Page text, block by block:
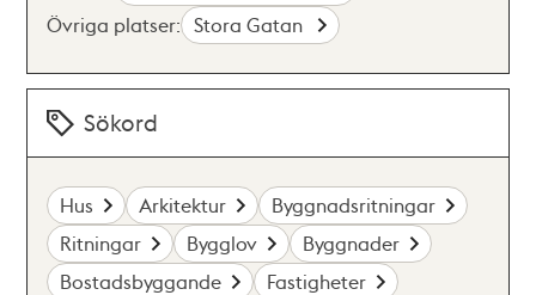
Övriga platser: Stora Gatan
Sökord
Hus Arkitektur
Byggnadsritningar
Ritningar
Bygglov
Byggnader
Bostadsbyggande
Fastigheter